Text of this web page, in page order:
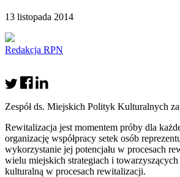
13 listopada 2014
Redakcja RPN
Zespół ds. Miejskich Polityk Kulturalnych
Rewitalizacja jest momentem próby dla
organizację współpracy setek osób
wykorzystanie jej potencjału w procesach
wielu miejskich strategiach i
kulturalną w procesach rewitalizacji.